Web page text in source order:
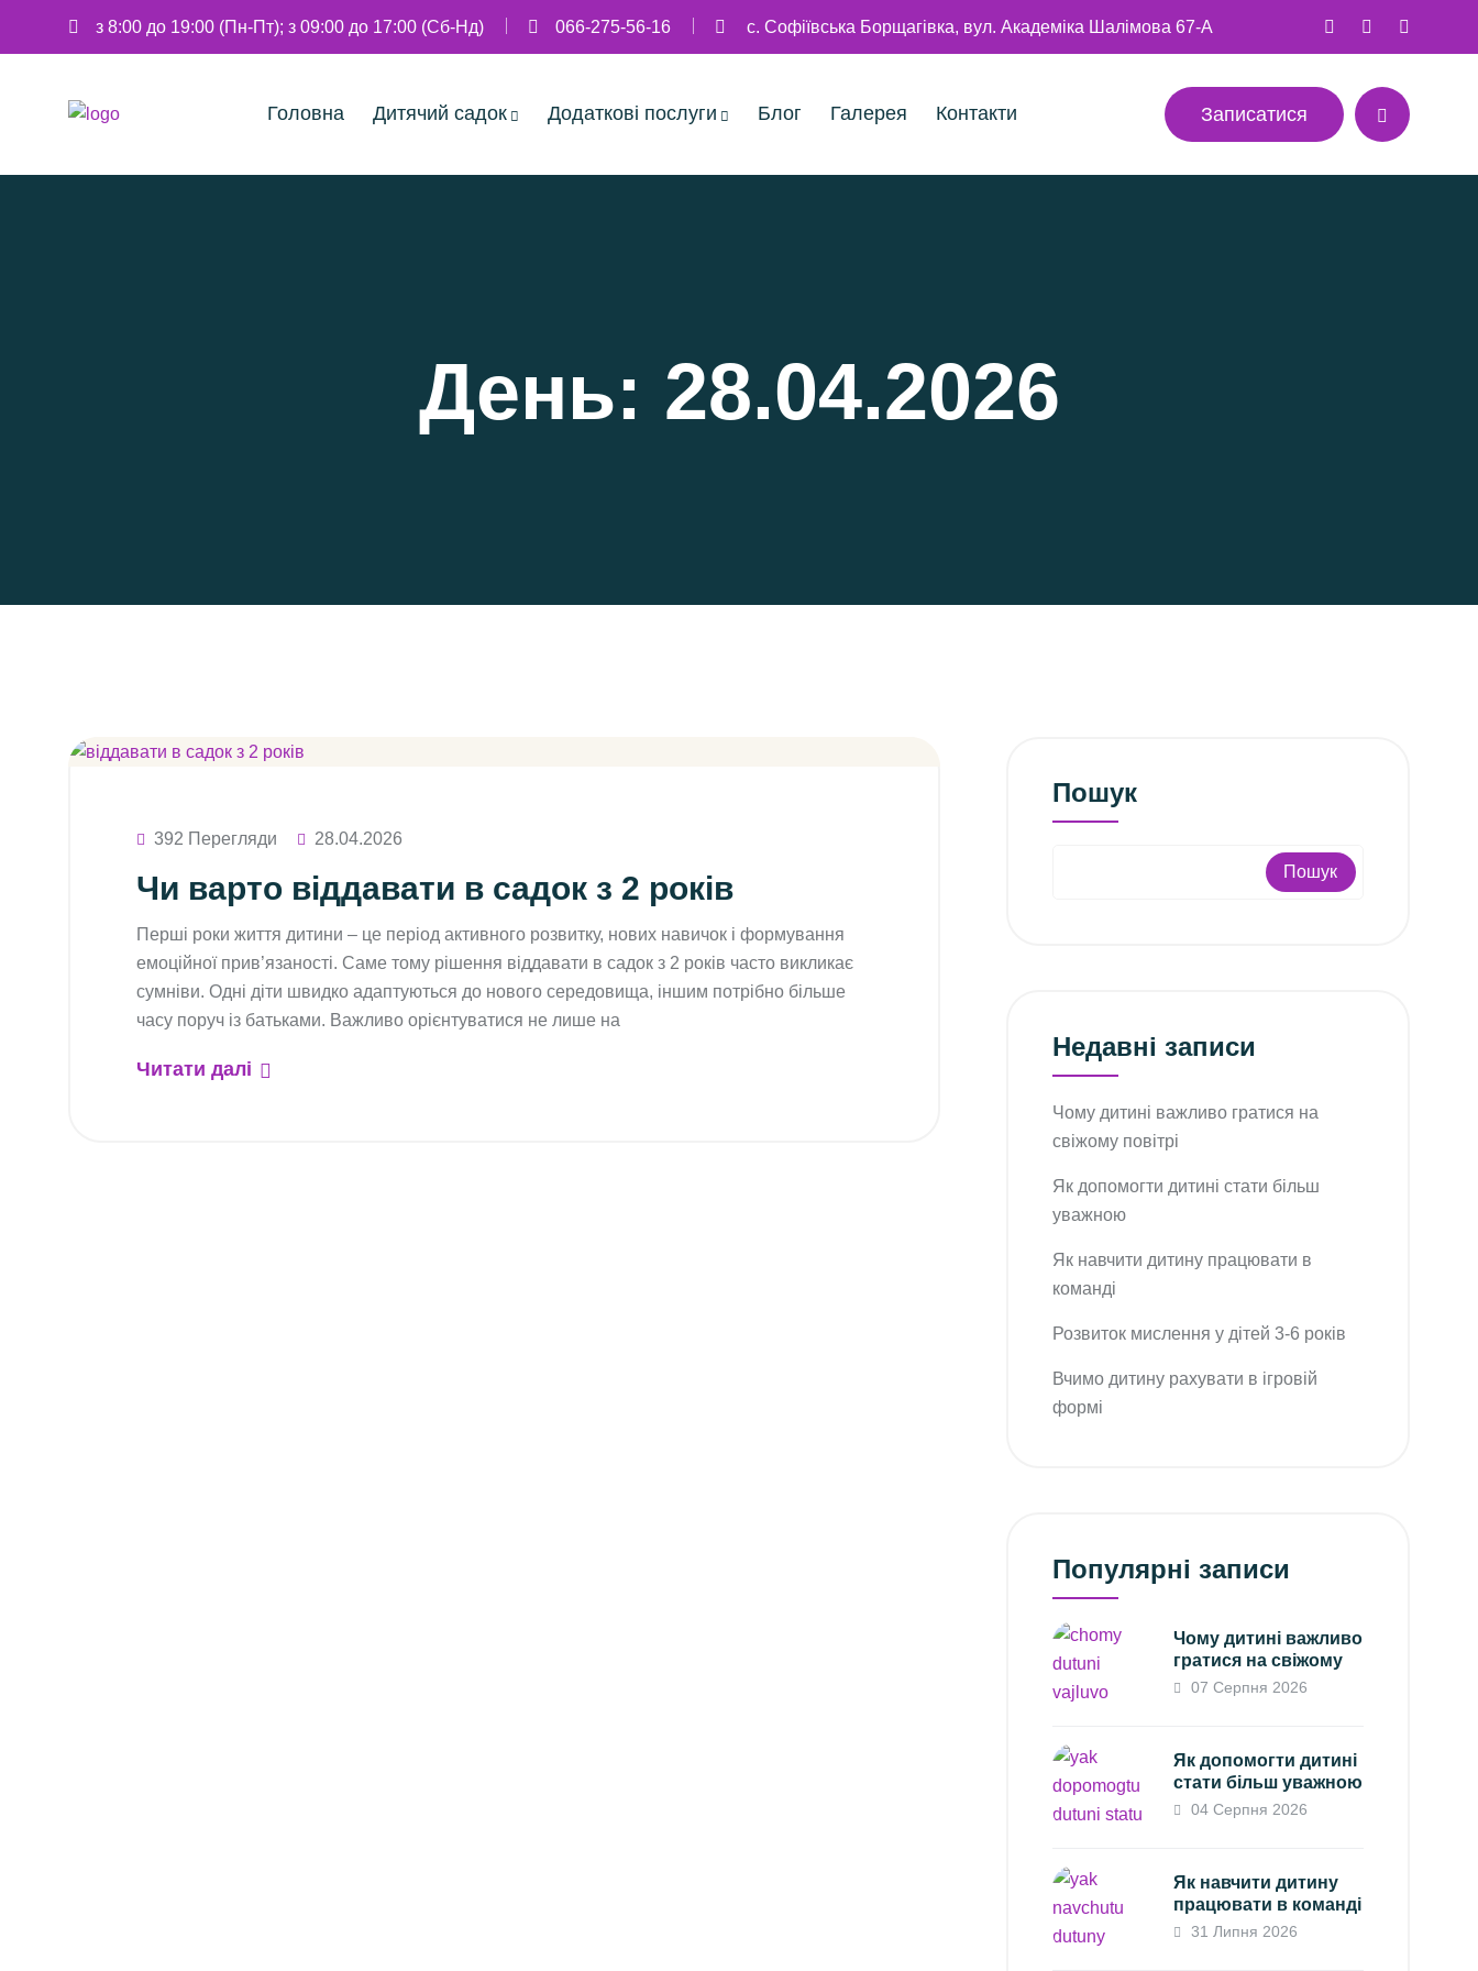
з 8:00 до 19:00 (Пн-Пт); з 09:00 до 17:00 (Сб-Нд) 066-275-56-16 с. Софіївська Борщагівка, вул. Академіка Шалімова 67-А
Головна Дитячий садок Додаткові послуги Блог Галерея Контакти Записатися
День: 28.04.2026
392 Перегляди 28.04.2026
Чи варто віддавати в садок з 2 років
Перші роки життя дитини – це період активного розвитку, нових навичок і формування
емоційної прив’язаності. Саме тому рішення віддавати в садок з 2 років часто викликає
сумніви. Одні діти швидко адаптуються до нового середовища, іншим потрібно більше
часу поруч із батьками. Важливо орієнтуватися не лише на
Читати далі
Пошук
Пошук
Недавні записи
Чому дитині важливо гратися на
свіжому повітрі
Як допомогти дитині стати більш
уважною
Як навчити дитину працювати в
команді
Розвиток мислення у дітей 3-6 років
Вчимо дитину рахувати в ігровій
формі
Популярні записи
Чому дитині важливо
гратися на свіжому
07 Серпня 2026
Як допомогти дитині
стати більш уважною
04 Серпня 2026
Як навчити дитину
працювати в команді
31 Липня 2026